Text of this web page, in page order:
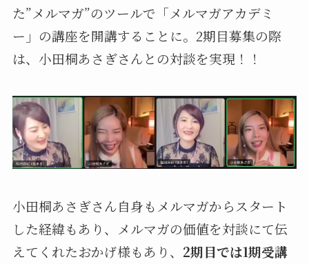
た”メルマガ”のツールで「メルマガアカデミ
ー」の講座を開講することに。2期目募集の際
は、小田桐あさぎさんとの対談を実現！！
小田桐あさぎさん自身もメルマガからスタート
した経緯もあり、メルマガの価値を対談にて伝
えてくれたおかげ様もあり、 2期目では1期受講